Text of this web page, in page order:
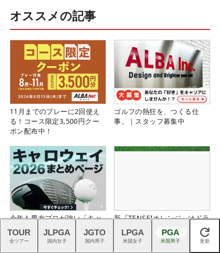
オススメの記事
11月までのプレーに2回使え
る！コース限定3,500円クー
ポン配布中！
ゴルフの熱狂を、つくる仕
事。｜スタッフ募集中
今年も男女プロが強い「キャ
ロウェイ」のニュース一覧は
こちら！
新『TENSEIオレンジ』はドラ
イバーシャフトの“最適解”
閉じる
TOUR
全ツアー
JLPGA
国内女子
JGTO
国内男子
LPGA
米国女子
PGA
米国男子 更新